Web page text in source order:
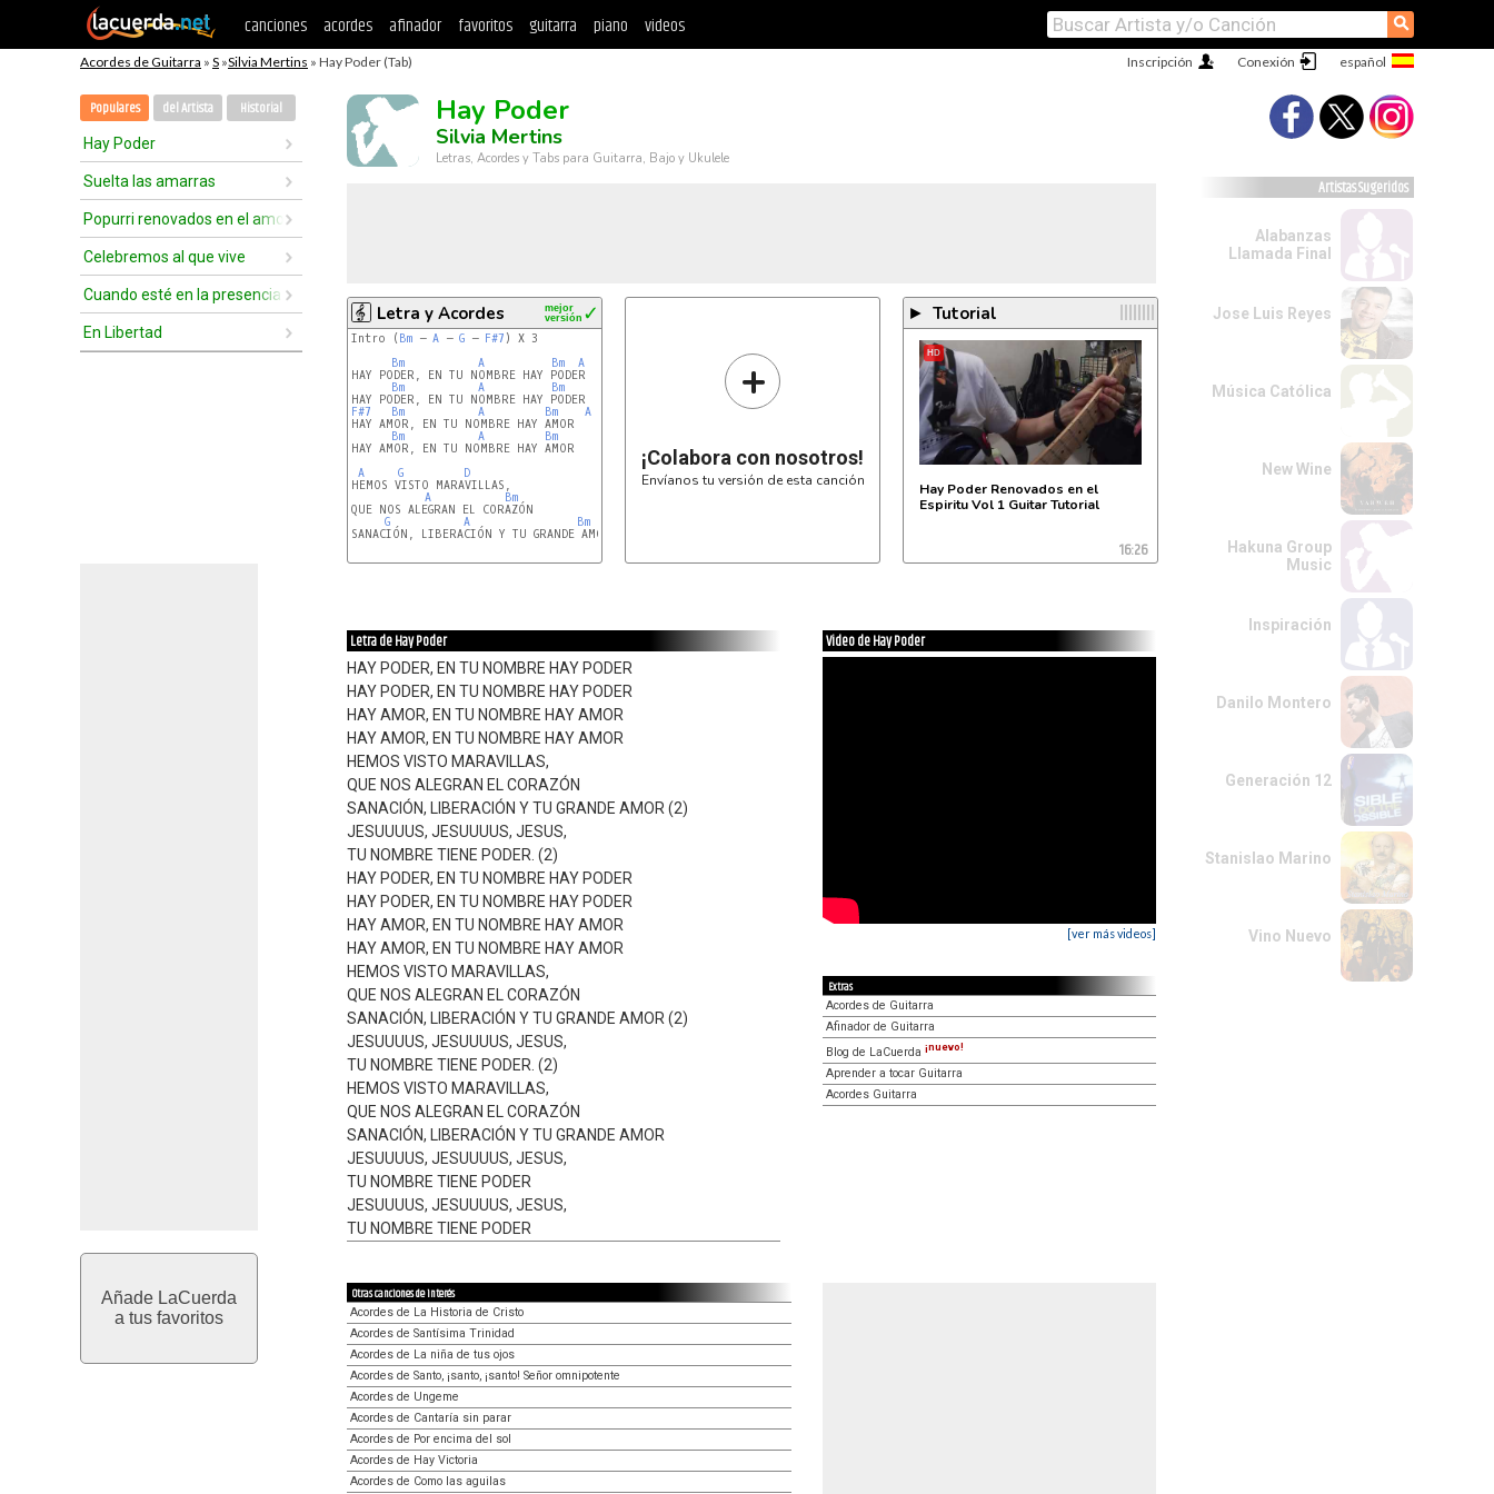
canciones acordes afinador favoritos guitarra piano videos ⚲
Acordes de Guitarra » S »Silvia Mertins » Hay Poder (Tab) Conexión
Inscripción
Populares del Artista Historial
Hay Poder
Suelta las amarras
Popurri renovados en el amor 8
Celebremos al que vive
Cuando esté en la presencia del Señor
En Libertad
Añade LaCuerda
a tus favoritos
Hay Poder
Silvia Mertins
Letras, Acordes y Tabs para Guitarra, Bajo y Ukulele
Letra y Acordes ✓
mejor
versión
Intro ( Bm – A – G – F#7 ) X 3
Bm
A Bm
A
HAY PODER, EN TU NOMBRE HAY PODER
Bm
A
Bm
F#7
Bm A Bm
A
HAY AMOR, EN TU NOMBRE HAY AMOR
Bm
A
Bm
HAY AMOR, EN TU NOMBRE HAY AMOR
A
G
D
HEMOS VISTO MARAVILLAS,
A
Bm
QUE NOS ALEGRAN EL CORAZÓN
G
A
Bm
SANACIÓN, LIBERACIÓN Y TU GRANDE AMOR (2)
+
¡Colabora con nosotros!
Envíanos tu versión de esta canción
► Tutorial
HD
Hay Poder Renovados en el
Espiritu Vol 1 Guitar Tutorial
16:26
Letra de Hay Poder
HAY PODER, EN TU NOMBRE HAY PODER
HAY PODER, EN TU NOMBRE HAY PODER
HAY AMOR, EN TU NOMBRE HAY AMOR
HAY AMOR, EN TU NOMBRE HAY AMOR
HEMOS VISTO MARAVILLAS,
QUE NOS ALEGRAN EL CORAZÓN
SANACIÓN, LIBERACIÓN Y TU GRANDE AMOR (2)
JESUUUUS, JESUUUUS, JESUS,
TU NOMBRE TIENE PODER. (2)
HAY PODER, EN TU NOMBRE HAY PODER
HAY PODER, EN TU NOMBRE HAY PODER
HAY AMOR, EN TU NOMBRE HAY AMOR
HAY AMOR, EN TU NOMBRE HAY AMOR
HEMOS VISTO MARAVILLAS,
QUE NOS ALEGRAN EL CORAZÓN
SANACIÓN, LIBERACIÓN Y TU GRANDE AMOR (2)
JESUUUUS, JESUUUUS, JESUS,
TU NOMBRE TIENE PODER. (2)
HEMOS VISTO MARAVILLAS,
QUE NOS ALEGRAN EL CORAZÓN
SANACIÓN, LIBERACIÓN Y TU GRANDE AMOR
JESUUUUS, JESUUUUS, JESUS,
TU NOMBRE TIENE PODER
JESUUUUS, JESUUUUS, JESUS,
TU NOMBRE TIENE PODER
Video de Hay Poder
[ver más videos]
Extras
Acordes de Guitarra
Afinador de Guitarra
Blog de LaCuerda ¡nuevo!
Aprender a tocar Guitarra
Acordes Guitarra
Otras canciones de interés
Acordes de La Historia de Cristo
Acordes de Santísima Trinidad
Acordes de La niña de tus ojos
Acordes de Santo, ¡santo, ¡santo! Señor omnipotente
Acordes de Ungeme
Acordes de Cantaría sin parar
Acordes de Por encima del sol
Acordes de Hay Victoria
Acordes de Como las aguilas
Artistas Sugeridos
Alabanzas
Llamada Final
Jose Luis Reyes
Música Católica
New Wine
Hakuna Group
Music
Inspiración
Danilo Montero
Generación 12
Stanislao Marino
Vino Nuevo